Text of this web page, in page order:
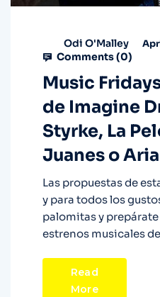
Odi O'Malley
Comments (0)
Music
de Imagine
Styrke, La
Juanes o
Las propuestas de
y para todos los
palomitas y
estrenos musicales
Read
More